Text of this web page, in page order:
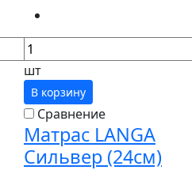
шт
В корзину
Сравнение
Матрас LANGA
Сильвер (24см)